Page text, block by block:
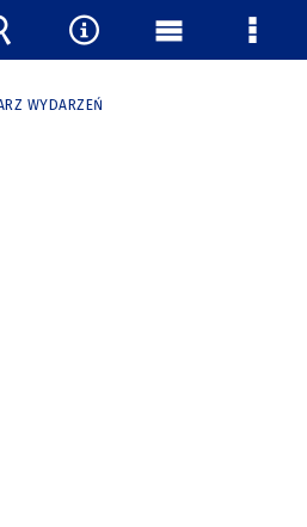
WYDARZEŃ
Narzędzia
Menu Menu